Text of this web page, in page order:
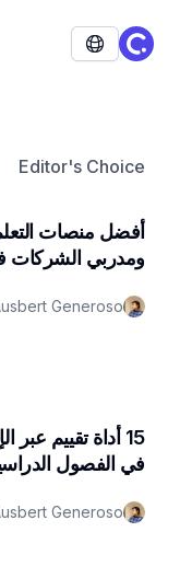
ClassPoint Logo
Editor's Choice
أفضل منصات
ومدربي الشركات في
Generoso
15 أداة تقييم
في الفصول
Generoso